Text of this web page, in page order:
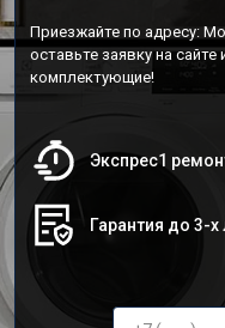
Приезжайте по адресу:
оставьте заявку на сайте
комплектующие!
Экспрес1
Гарантия до 3-х